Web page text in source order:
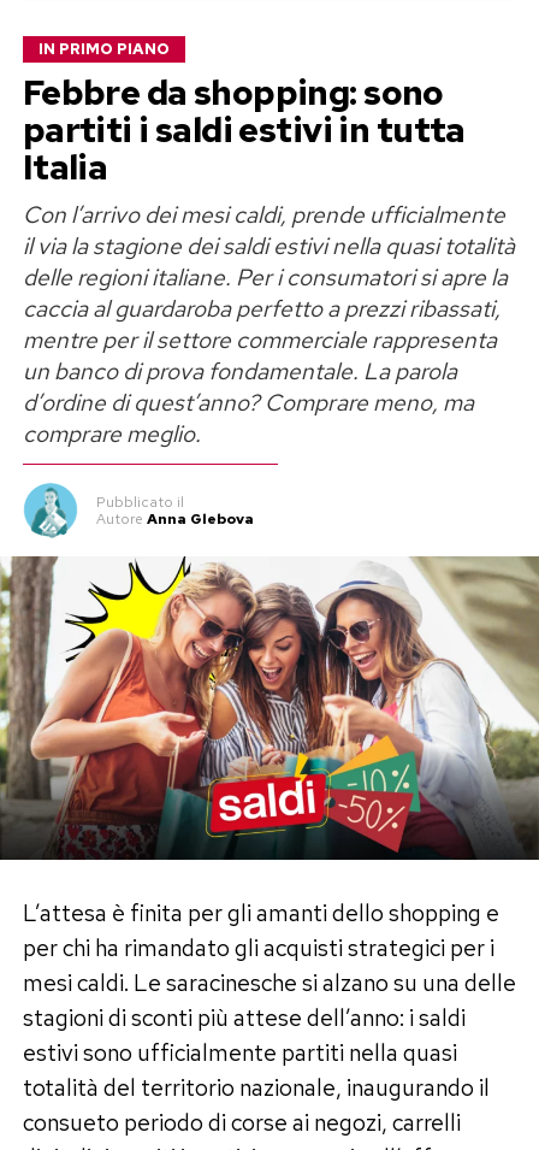
IN PRIMO PIANO
Febbre da shopping: sono
partiti i saldi estivi in tutta
Italia
Con l’arrivo dei mesi caldi, prende ufficialmente
il via la stagione dei saldi estivi nella quasi totalità
delle regioni italiane. Per i consumatori si apre la
caccia al guardaroba perfetto a prezzi ribassati,
mentre per il settore commerciale rappresenta
un banco di prova fondamentale. La parola
d’ordine di quest’anno? Comprare meno, ma
comprare meglio.
Pubblicato il
Autore Anna Glebova
L’attesa è finita per gli amanti dello shopping e
per chi ha rimandato gli acquisti strategici per i
mesi caldi. Le saracinesche si alzano su una delle
stagioni di sconti più attese dell’anno: i saldi
estivi sono ufficialmente partiti nella quasi
totalità del territorio nazionale, inaugurando il
consueto periodo di corse ai negozi, carrelli